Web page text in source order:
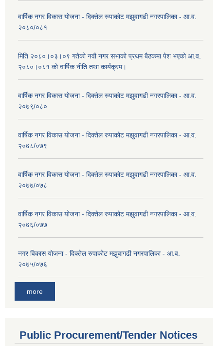
वार्षिक नगर विकास योजना - दिक्तेल रुपाकोट मझुवागढी नगरपालिका - आ.व.
२०८०/०८१
मिति २०८०।०३।०९ गतेको नवौ नगर सभाको प्रथम बैठकमा पेश भएको आ.व.
२०८०।०८१ को वार्षिक नीति तथा कार्यक्रम।
वार्षिक नगर विकास योजना - दिक्तेल रुपाकोट मझुवागढी नगरपालिका - आ.व.
२०७९/०८०
वार्षिक नगर विकास योजना - दिक्तेल रुपाकोट मझुवागढी नगरपालिका - आ.व.
२०७८/०७९
वार्षिक नगर विकास योजना - दिक्तेल रुपाकोट मझुवागढी नगरपालिका - आ.व.
२०७७/०७८
वार्षिक नगर विकास योजना - दिक्तेल रुपाकोट मझुवागढी नगरपालिका - आ.व.
२०७६/०७७
नगर विकास योजना - दिक्तेल रुपाकोट मझुवागढी नगरपालिका - आ.व.
२०७५/०७६
more
Public Procurement/Tender Notices